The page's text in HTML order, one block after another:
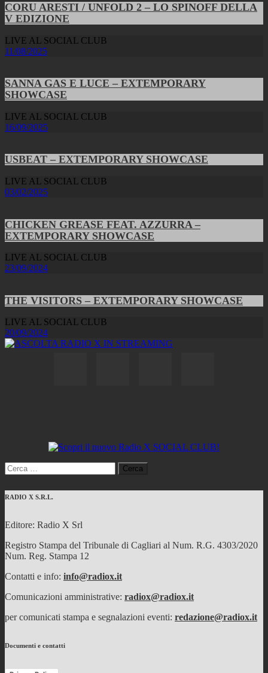
CORU ARESTI / UNFOLD 2 – LO SPINOFF DELLA
V EDIZIONE
LIVE AL SOCIAL CLUB
11/08/2025
SANNA GAS E LUCE – EXTEMPORARY
SHOWCASE
LIVE AL SOCIAL CLUB
16/09/2025
USBEAT – EXTEMPORARY SHOWCASE
LIVE AL SOCIAL CLUB
03/02/2025
CHICKEN GREASE FEAT. AZZURRA –
EXTEMPORARY SHOWCASE
LIVE AL SOCIAL CLUB
23/09/2024
THE VISITORS – EXTEMPORARY SHOWCASE
LIVE AL SOCIAL CLUB
20/09/2024
Ricerca
per:
RADIO X S.R.L.
Editore: Radio X Srl
Registro Stampa del Tribunale di Cagliari al Num. R.G. 4303/2020
Num. Reg. Stampa 12
Contatti e info: info@radiox.it
Comunicazioni amministrative: radiox@radiox.it
per comunicati stampa e segnalazioni eventi: redazione@radiox.it
Documenti e contatti